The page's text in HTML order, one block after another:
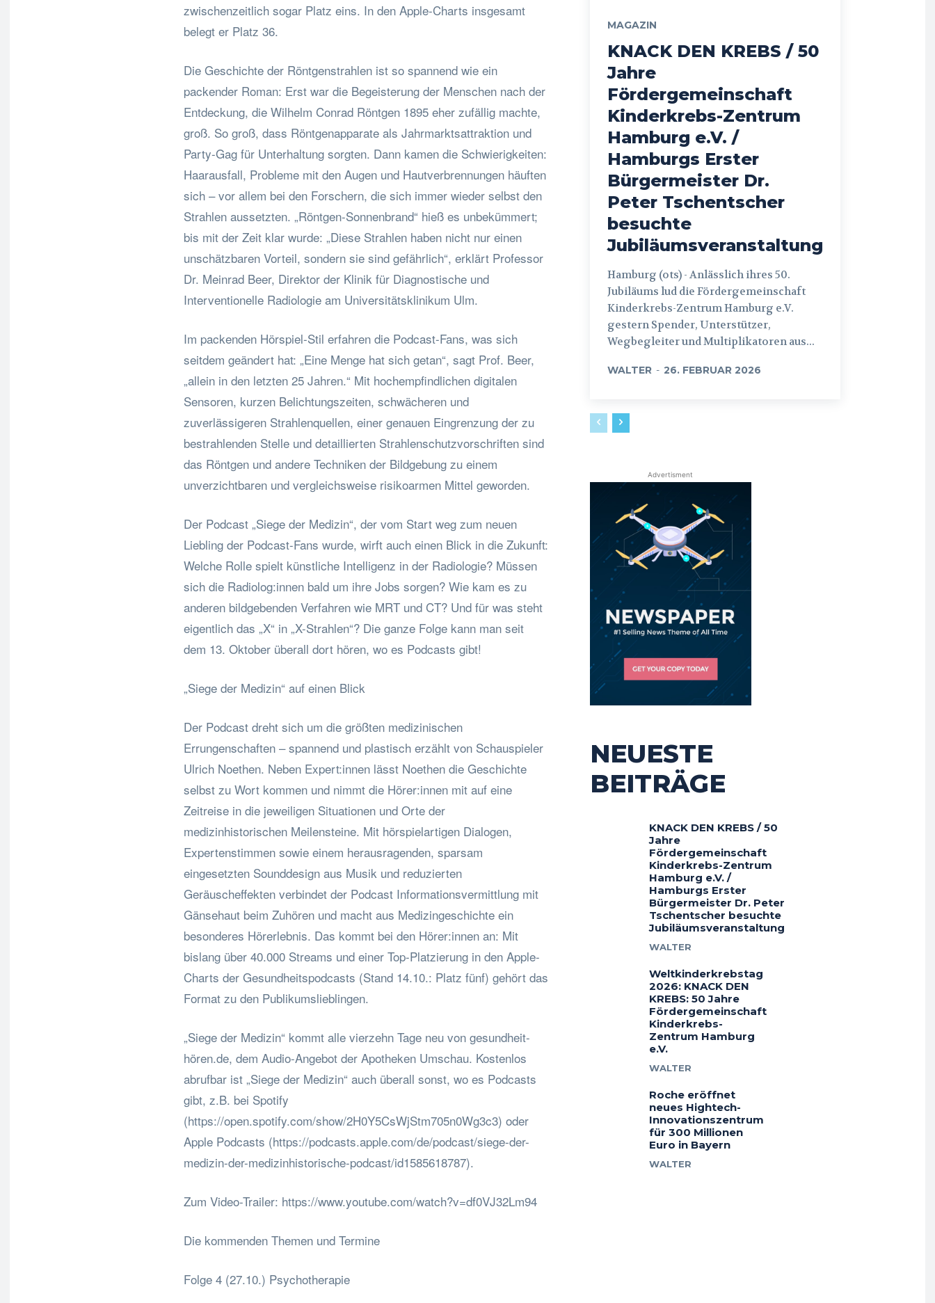
zwischenzeitlich sogar Platz eins. In den Apple-Charts insgesamt
belegt er Platz 36.
Die Geschichte der Röntgenstrahlen ist so spannend wie ein
packender Roman: Erst war die Begeisterung der Menschen nach der
Entdeckung, die Wilhelm Conrad Röntgen 1895 eher zufällig machte,
groß. So groß, dass Röntgenapparate als Jahrmarktsattraktion und
Party-Gag für Unterhaltung sorgten. Dann kamen die Schwierigkeiten:
Haarausfall, Probleme mit den Augen und Hautverbrennungen häuften
sich – vor allem bei den Forschern, die sich immer wieder selbst den
Strahlen aussetzten. „Röntgen-Sonnenbrand“ hieß es unbekümmert;
bis mit der Zeit klar wurde: „Diese Strahlen haben nicht nur einen
unschätzbaren Vorteil, sondern sie sind gefährlich“, erklärt Professor
Dr. Meinrad Beer, Direktor der Klinik für Diagnostische und
Interventionelle Radiologie am Universitätsklinikum Ulm.
Im packenden Hörspiel-Stil erfahren die Podcast-Fans, was sich
seitdem geändert hat: „Eine Menge hat sich getan“, sagt Prof. Beer,
„allein in den letzten 25 Jahren.“ Mit hochempfindlichen digitalen
Sensoren, kurzen Belichtungszeiten, schwächeren und
zuverlässigeren Strahlenquellen, einer genauen Eingrenzung der zu
bestrahlenden Stelle und detaillierten Strahlenschutzvorschriften sind
das Röntgen und andere Techniken der Bildgebung zu einem
unverzichtbaren und vergleichsweise risikoarmen Mittel geworden.
Der Podcast „Siege der Medizin“, der vom Start weg zum neuen
Liebling der Podcast-Fans wurde, wirft auch einen Blick in die Zukunft:
Welche Rolle spielt künstliche Intelligenz in der Radiologie? Müssen
sich die Radiolog:innen bald um ihre Jobs sorgen? Wie kam es zu
anderen bildgebenden Verfahren wie MRT und CT? Und für was steht
eigentlich das „X“ in „X-Strahlen“? Die ganze Folge kann man seit
dem 13. Oktober überall dort hören, wo es Podcasts gibt!
„Siege der Medizin“ auf einen Blick
Der Podcast dreht sich um die größten medizinischen
Errungenschaften – spannend und plastisch erzählt von Schauspieler
Ulrich Noethen. Neben Expert:innen lässt Noethen die Geschichte
selbst zu Wort kommen und nimmt die Hörer:innen mit auf eine
Zeitreise in die jeweiligen Situationen und Orte der
medizinhistorischen Meilensteine. Mit hörspielartigen Dialogen,
Expertenstimmen sowie einem herausragenden, sparsam
eingesetzten Sounddesign aus Musik und reduzierten
Geräuscheffekten verbindet der Podcast Informationsvermittlung mit
Gänsehaut beim Zuhören und macht aus Medizingeschichte ein
besonderes Hörerlebnis. Das kommt bei den Hörer:innen an: Mit
bislang über 40.000 Streams und einer Top-Platzierung in den Apple-
Charts der Gesundheitspodcasts (Stand 14.10.: Platz fünf) gehört das
Format zu den Publikumslieblingen.
„Siege der Medizin“ kommt alle vierzehn Tage neu von gesundheit-
hören.de, dem Audio-Angebot der Apotheken Umschau. Kostenlos
abrufbar ist „Siege der Medizin“ auch überall sonst, wo es Podcasts
gibt, z.B. bei Spotify
(https://open.spotify.com/show/2H0Y5CsWjStm705n0Wg3c3) oder
Apple Podcasts (https://podcasts.apple.com/de/podcast/siege-der-
medizin-der-medizinhistorische-podcast/id1585618787).
Zum Video-Trailer: https://www.youtube.com/watch?v=df0VJ32Lm94
Die kommenden Themen und Termine
Folge 4 (27.10.) Psychotherapie
MAGAZIN
KNACK DEN KREBS / 50
Jahre
Fördergemeinschaft
Kinderkrebs-Zentrum
Hamburg e.V. /
Hamburgs Erster
Bürgermeister Dr.
Peter Tschentscher
besuchte
Jubiläumsveranstaltung
Hamburg (ots) - Anlässlich ihres 50.
Jubiläums lud die Fördergemeinschaft
Kinderkrebs-Zentrum Hamburg e.V.
gestern Spender, Unterstützer,
Wegbegleiter und Multiplikatoren aus...
WALTER - 26. FEBRUAR 2026
Advertisment
NEUESTE
BEITRÄGE
KNACK DEN KREBS / 50
Jahre
Fördergemeinschaft
Kinderkrebs-Zentrum
Hamburg e.V. /
Hamburgs Erster
Bürgermeister Dr. Peter
Tschentscher besuchte
Jubiläumsveranstaltung
WALTER
Weltkinderkrebstag
2026: KNACK DEN
KREBS: 50 Jahre
Fördergemeinschaft
Kinderkrebs-
Zentrum Hamburg
e.V.
WALTER
Roche eröffnet
neues Hightech-
Innovationszentrum
für 300 Millionen
Euro in Bayern
WALTER